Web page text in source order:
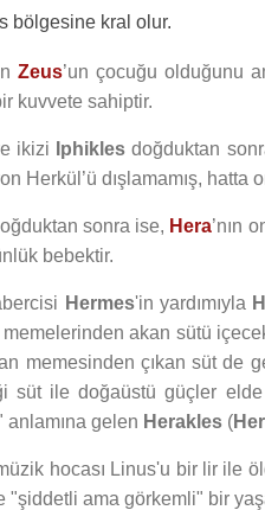
bölgesine kral olur.
Zeus’un çocuğu olduğunu
kuvvete sahiptir.
ikizi Iphikles doğduktan
Herkül’ü dışlamamış, hatta
sonra ise, Hera’nın
bebektir.
Hermes'in yardımıyla
memelerinden akan sütü
memesinden çıkan süt de
süt ile doğaüstü güçler elde
anlamına gelen Herakles (
hocası Linus'u bir lir ile
"şiddetli ama görkemli" bir